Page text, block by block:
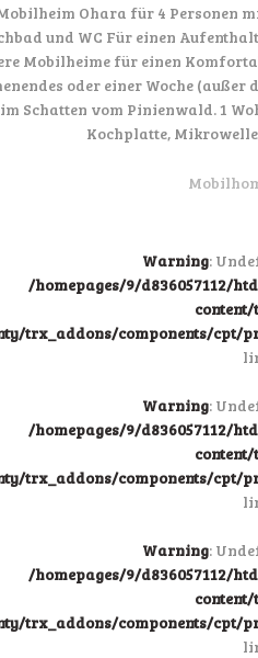
Ohara für 4 Personen
und WC Für einen
Mobilheime für einen
oder einer Woche
im Schatten vom Pinienwald. 1
Kochplatte,
Warning:
/homepages/9/d836057112/
trx_addons/components/cpt/
Warning:
/homepages/9/d836057112/
trx_addons/components/cpt/
Warning:
/homepages/9/d836057112/
trx_addons/components/cpt/